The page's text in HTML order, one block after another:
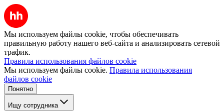
Мы используем файлы cookie, чтобы обеспечивать
правильную работу нашего веб-сайта и анализировать сетевой
трафик.
Правила использования файлов cookie
Мы используем файлы cookie. Правила использования
файлов cookie
Понятно
Ищу сотрудника